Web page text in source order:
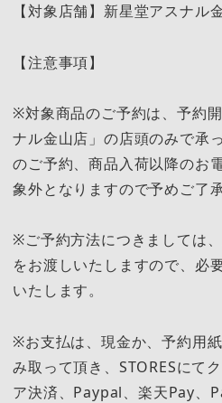
【対象店舗】新星堂アスナル
【注意事項】
※対象商品のご予約は、予約
ナル金山店」の店頭のみで承
のご予約、商品入荷以降のお
象外となりますので予めご了
※ご予約方法につきましては
をお渡しいたしますので、必
いたします。
※お支払は、現金か、予約用
み取って頂き、STORESにて
ア決済、Paypal、楽天Pay、